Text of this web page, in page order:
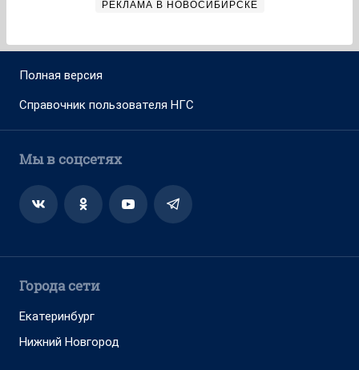
РЕКЛАМА В НОВОСИБИРСКЕ
Полная версия
Справочник пользователя НГС
Мы в соцсетях
Города сети
Екатеринбург
Нижний Новгород